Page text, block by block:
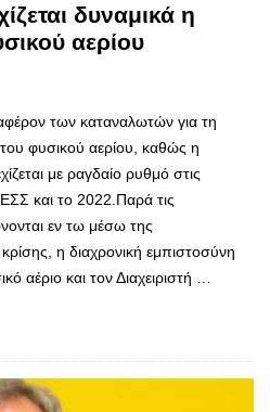
δυναμικά η
αερίου
των καταναλωτών για τη
φυσικού αερίου, καθώς η
με ραγδαίο ρυθμό στις
και το 2022.Παρά τις
εν τω μέσω της
η διαχρονική εμπιστοσύνη
αέριο και τον Διαχειριστή …